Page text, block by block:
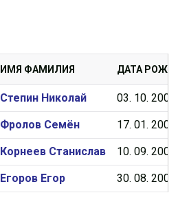
ИМЯ ФАМИЛИЯ ДАТА
Степин Николай 03. 10. 2007
Фролов Семён 17. 01. 2007
Корнеев Станислав 10. 09. 2005
Егоров Егор 30. 08. 2005